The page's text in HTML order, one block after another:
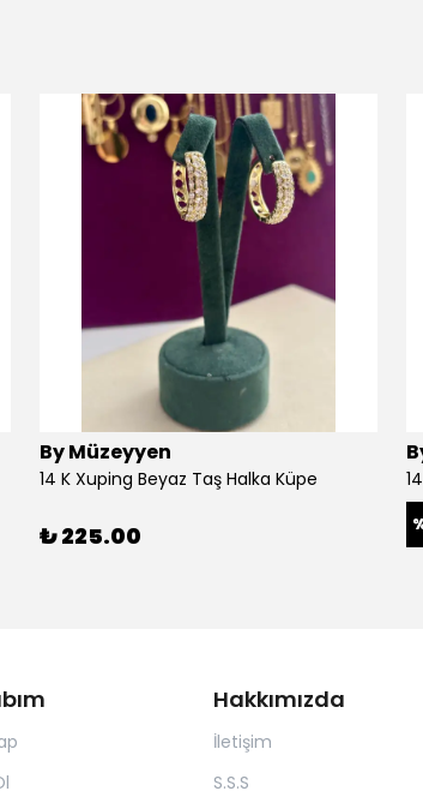
By Müzeyyen
14 K Xuping Beyaz Taş Halka Küpe
₺ 225.00
Hakkımızda
İletişim
S.S.S